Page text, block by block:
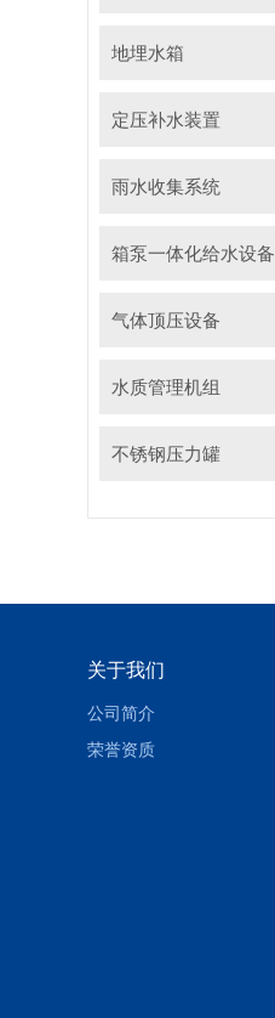
地埋水箱
定压补水装置
雨水收集系统
箱泵一体化给水设备
气体顶压设备
水质管理机组
不锈钢压力罐
关于我们
公司简介
荣誉资质